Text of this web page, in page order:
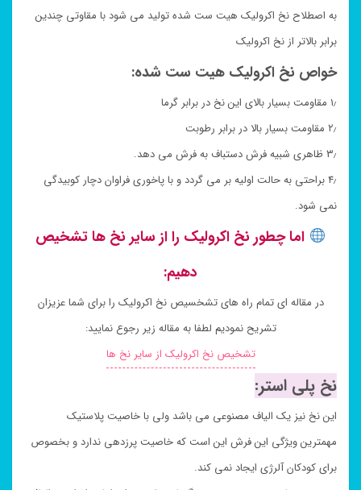
به اصطلاح نخ اکرولیک هیت ست شده تولید می شود با مقاوتی چندین
برابر بالاتر از نخ اکرولیک
خواص نخ اکرولیک هیت ست شده:
۱٫ مقاومت بسیار بالای این نخ در برابر گرما
۲٫ مقاومت بسیار بالا در برابر رطوبت
۳٫ ظاهری شبیه فرش دستباف به فرش می دهد.
۴٫ براحتی به حالت اولیه بر می گردد و با پاخوری فراوان دچار کوبیدگی
نمی شود.
اما چطور نخ اکرولیک را از سایر نخ ها تشخیص
دهیم:
در مقاله ای تمام راه های تشخسیص نخ اکرولیک را برای شما عزیزان
تشریح نمودیم لطفا به مقاله زیر رجوع نمایید:
تشخیص نخ اکرولیک از سایر نخ ها
نخ پلی استر:
این نخ نیز یک الیاف مصنوعی می باشد ولی با خاصیت پلاستیک
مهمترین ویژگی این فرش این است که خاصیت پرزدهی ندارد و بخصوص
برای کودکان آلرژی ایجاد نمی کند.